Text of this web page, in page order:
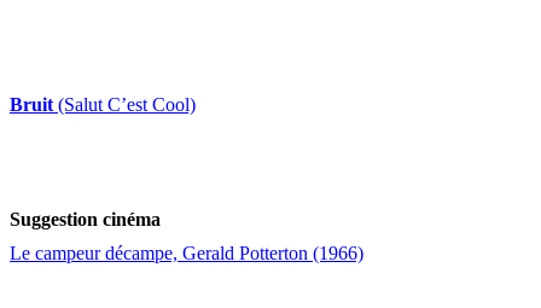
Bruit(Salut C’est Cool)
Suggestion cinéma
Le campeur décampe, Gerald Potterton (1966)